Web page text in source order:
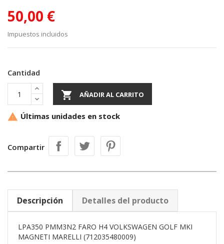
50,00 €
Impuestos incluidos
Cantidad
 AÑADIR AL CARRITO
 Últimas unidades en stock
Compartir
Descripción Detalles del producto
LPA350 PMM3N2 FARO H4 VOLKSWAGEN GOLF MKI
MAGNETI MARELLI (712035480009)